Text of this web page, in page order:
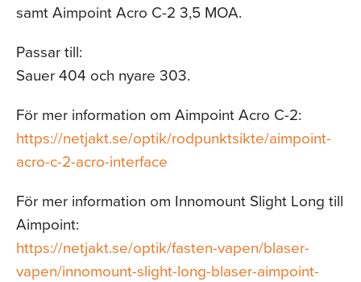
samt Aimpoint Acro C-2 3,5 MOA.
Passar till:
Sauer 404 och nyare 303.
För mer information om Aimpoint Acro C-2:
https://netjakt.se/optik/rodpunktsikte/aimpoint-
acro-c-2-acro-interface
För mer information om Innomount Slight Long till
Aimpoint:
https://netjakt.se/optik/fasten-vapen/blaser-
vapen/innomount-slight-long-blaser-aimpoint-